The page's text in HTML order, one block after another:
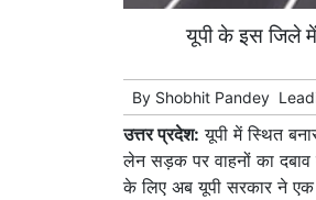
यूपी के इस जिले में
By Shobhit Pandey
उत्तर प्रदेश: यूपी में स्थित
लेन सड़क पर वाहनों का
के लिए अब यूपी सरकार ने एक